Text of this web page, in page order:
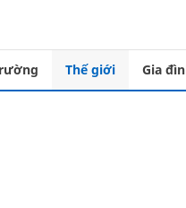
Thế giới Gia